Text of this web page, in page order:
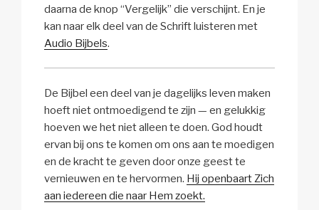
daarna de knop “Vergelijk” die verschijnt. En je
kan naar elk deel van de Schrift luisteren met
Audio Bijbels.
De Bijbel een deel van je dagelijks leven maken
hoeft niet ontmoedigend te zijn — en gelukkig
hoeven we het niet alleen te doen. God houdt
ervan bij ons te komen om ons aan te moedigen
en de kracht te geven door onze geest te
vernieuwen en te hervormen. Hij openbaart Zich
aan iedereen die naar Hem zoekt.